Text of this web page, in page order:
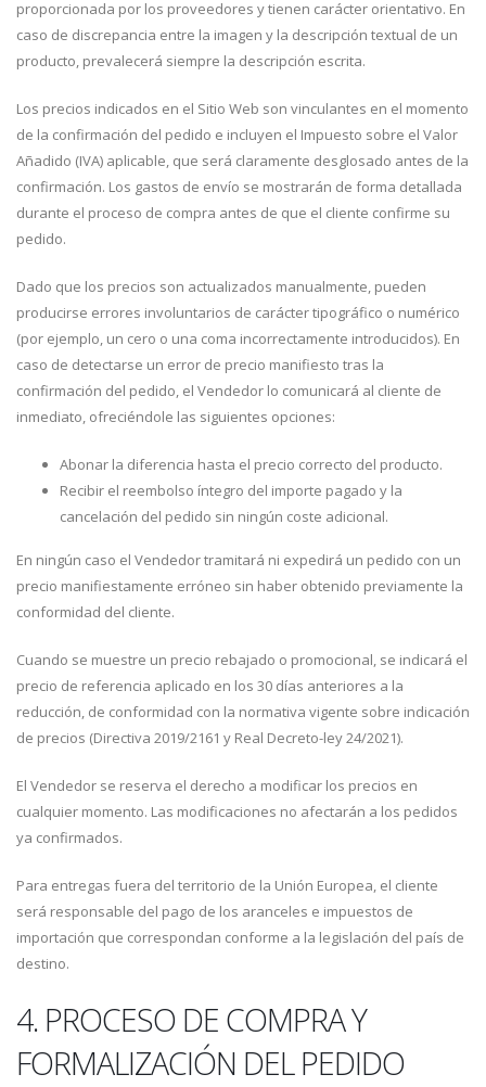
proporcionada por los proveedores y tienen carácter orientativo. En
caso de discrepancia entre la imagen y la descripción textual de un
producto, prevalecerá siempre la descripción escrita.
Los precios indicados en el Sitio Web son vinculantes en el momento
de la confirmación del pedido e incluyen el Impuesto sobre el Valor
Añadido (IVA) aplicable, que será claramente desglosado antes de la
confirmación. Los gastos de envío se mostrarán de forma detallada
durante el proceso de compra antes de que el cliente confirme su
pedido.
Dado que los precios son actualizados manualmente, pueden
producirse errores involuntarios de carácter tipográfico o numérico
(por ejemplo, un cero o una coma incorrectamente introducidos). En
caso de detectarse un error de precio manifiesto tras la
confirmación del pedido, el Vendedor lo comunicará al cliente de
inmediato, ofreciéndole las siguientes opciones:
Abonar la diferencia hasta el precio correcto del producto.
Recibir el reembolso íntegro del importe pagado y la
cancelación del pedido sin ningún coste adicional.
En ningún caso el Vendedor tramitará ni expedirá un pedido con un
precio manifiestamente erróneo sin haber obtenido previamente la
conformidad del cliente.
Cuando se muestre un precio rebajado o promocional, se indicará el
precio de referencia aplicado en los 30 días anteriores a la
reducción, de conformidad con la normativa vigente sobre indicación
de precios (Directiva 2019/2161 y Real Decreto-ley 24/2021).
El Vendedor se reserva el derecho a modificar los precios en
cualquier momento. Las modificaciones no afectarán a los pedidos
ya confirmados.
Para entregas fuera del territorio de la Unión Europea, el cliente
será responsable del pago de los aranceles e impuestos de
importación que correspondan conforme a la legislación del país de
destino.
4. PROCESO DE COMPRA Y
FORMALIZACIÓN DEL PEDIDO